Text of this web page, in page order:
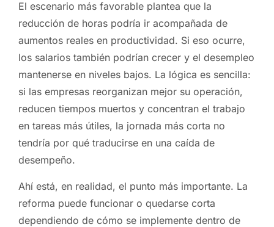
El escenario más favorable plantea que la
reducción de horas podría ir acompañada de
aumentos reales en productividad. Si eso ocurre,
los salarios también podrían crecer y el desempleo
mantenerse en niveles bajos. La lógica es sencilla:
si las empresas reorganizan mejor su operación,
reducen tiempos muertos y concentran el trabajo
en tareas más útiles, la jornada más corta no
tendría por qué traducirse en una caída de
desempeño.
Ahí está, en realidad, el punto más importante. La
reforma puede funcionar o quedarse corta
dependiendo de cómo se implemente dentro de